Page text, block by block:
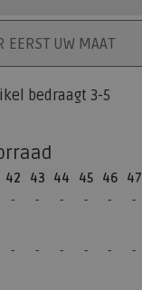
EERST UW MAAT
bedraagt 3-5
42 43 44 45 46 47